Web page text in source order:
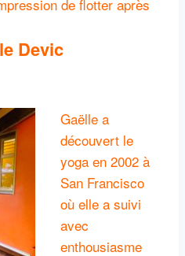
de flotter après
Devic
Gaëlle a
découvert le
yoga en 2002 à
San Francisco
où elle a suivi
avec
enthousiasme